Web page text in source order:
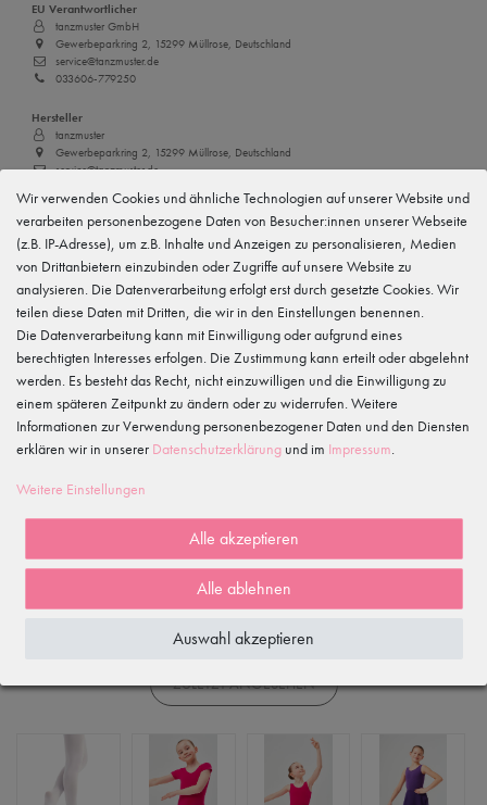
EU Verantwortlicher
tanzmuster GmbH
Gewerbeparkring 2, 15299 Müllrose, Deutschland
service@tanzmuster.de
033606-779250
Hersteller
tanzmuster
Gewerbeparkring 2, 15299 Müllrose, Deutschland
service@tanzmuster.de
Merkmale
Kundenrezensionen()
5
4
3
2
1
Rezensionen werden geladen...
WIRD OFT GEKAUFT MIT...
ZULETZT ANGESEHEN
Wir verwenden Cookies und ähnliche Technologien auf unserer Website und
verarbeiten personenbezogene Daten von Besucher:innen unserer Webseite
(z.B. IP-Adresse), um z.B. Inhalte und Anzeigen zu personalisieren, Medien
von Drittanbietern einzubinden oder Zugriffe auf unsere Website zu
analysieren. Die Datenverarbeitung erfolgt erst durch gesetzte Cookies. Wir
teilen diese Daten mit Dritten, die wir in den Einstellungen benennen.
Die Datenverarbeitung kann mit Einwilligung oder aufgrund eines
berechtigten Interesses erfolgen. Die Zustimmung kann erteilt oder abgelehnt
werden. Es besteht das Recht, nicht einzuwilligen und die Einwilligung zu
einem späteren Zeitpunkt zu ändern oder zu widerrufen. Weitere
Informationen zur Verwendung personenbezogener Daten und den Diensten
erklären wir in unserer Daten­schutz­erklärung und im Impressum
Weitere Einstellungen
Alle akzeptieren
Alle ablehnen
Auswahl akzeptieren